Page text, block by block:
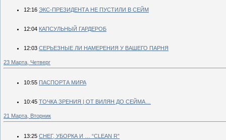
12:16 ЭКС-ПРЕЗИДЕНТА НЕ ПУСТИЛИ В СЕЙМ
12:04 КАПСУЛЬНЫЙ ГАРДЕРОБ
12:03 СЕРЬЕЗНЫЕ ЛИ НАМЕРЕНИЯ У ВАШЕГО ПАРНЯ
23 Марта, Четверг
10:55 ПАСПОРТА МИРА
10:45 ТОЧКА ЗРЕНИЯ | ОТ ВИЛЯН ДО СЕЙМА…
21 Марта, Вторник
13:25 СНЕГ, УБОРКА И … “CLEAN R”